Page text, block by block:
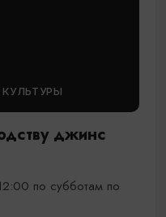
джинс
по субботам по